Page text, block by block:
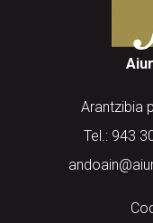
Arantzibia
Tel.: 943